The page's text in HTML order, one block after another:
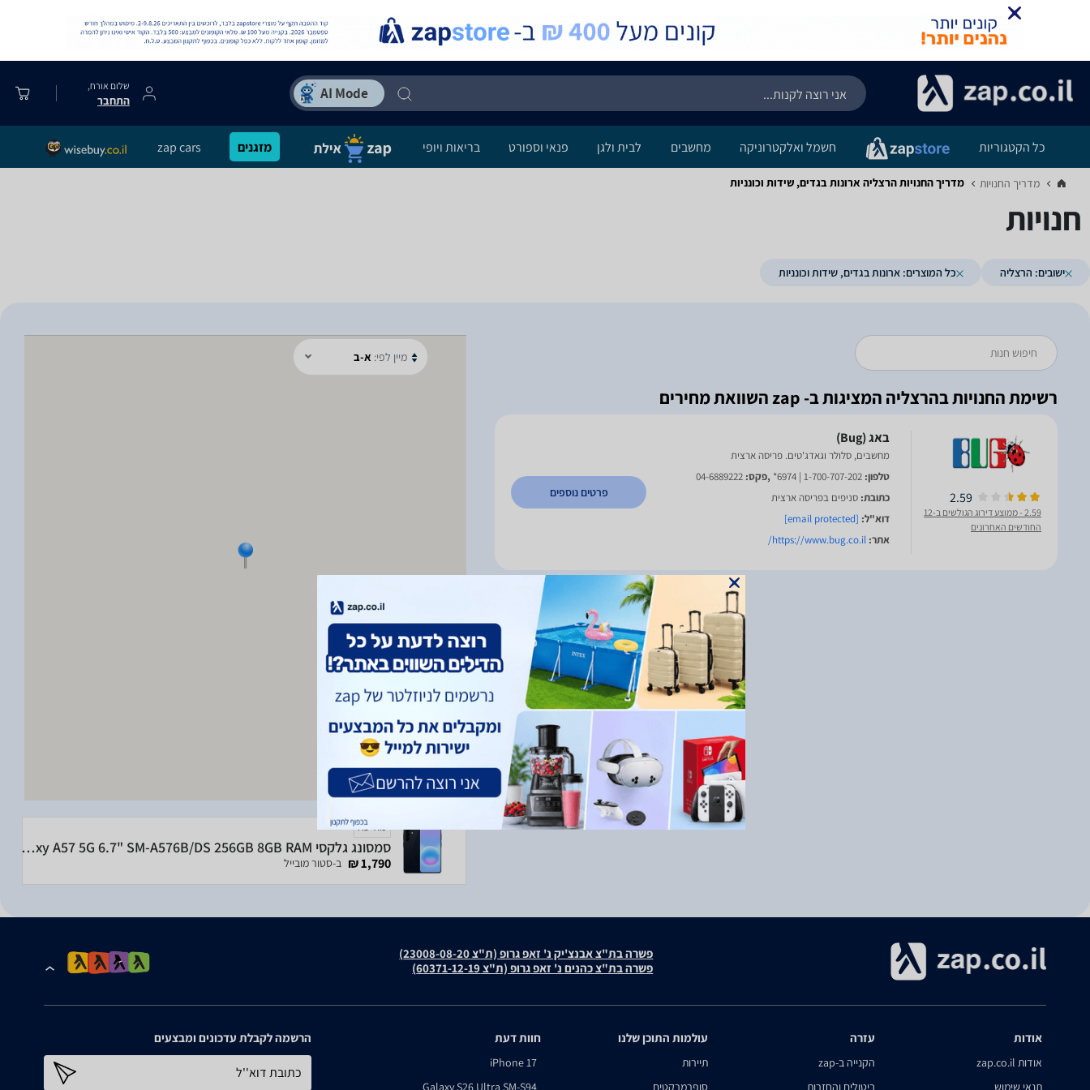
שלום אורח,
התחבר
כל הקטגוריות חשמל ואלקטרוניקה מחשבים לבית ולגן פנאי וספורט בריאות ויופי מזגנים zap cars
מדריך החנויות‏ מדריך החנויות ‏הרצליה ‏ארונות בגדים, שידות וכונניות
חנויות
ישובים: הרצליה כל המוצרים: ארונות בגדים, שידות וכונניות
מיין לפי: א-ב
רשימת החנויות בהרצליה המציגות ב- zap השוואת מחירים
2.59
2.59
- ממוצע דירוג הגולשים ב-12
החודשים האחרונים
מחשבים, סלולר וגאדג'טים. פריסה ארצית
טלפון: 1-700-707-202 | 6974* ,פקס: 04-6889222
כתובת: סניפים בפריסה ארצית
דוא"ל: [email protected]
אתר: https://www.bug.co.il/
פרטים נוספים
מודעה
סמסונג גלקסי Samsung Galaxy A57 5G 6.7" SM-A576B/DS 256GB 8GB RAM
1,790 ₪ ב-סטור מובייל
פשרה בת"צ אבנצ'יק נ' זאפ גרופ (ת"צ 23008-08-20)
פשרה בת"צ כהנים נ' זאפ גרופ (ת"צ 60371-12-19)
אודות
אודות zap.co.il
תנאי שימוש
עזרה
הקנייה ב-zap
ביטולים והחזרות
עולמות התוכן שלנו
תיירות
סופרמרקטים
חוות דעת
iPhone 17
Galaxy S26 Ultra SM-S94
הרשמה לקבלת עדכונים ומבצעים
כתובת דוא''ל